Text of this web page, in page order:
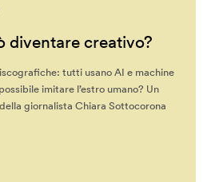
diventare creativo?
tutti usano AI e machine
imitare l’estro umano? Un
giornalista Chiara Sottocorona